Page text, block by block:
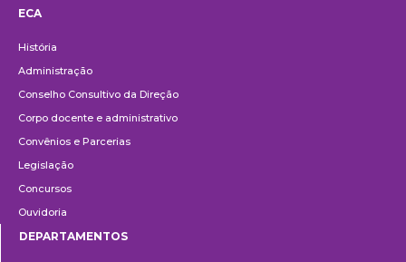
ECA
História
Administração
Conselho Consultivo da Direção
Corpo docente e administrativo
Convênios e Parcerias
Legislação
Concursos
Ouvidoria
DEPARTAMENTOS